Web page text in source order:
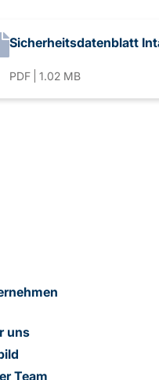
Sicherheitsdatenblatt
PDF 1.02 MB
uns
Team